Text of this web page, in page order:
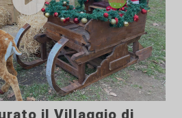
il Villaggio di